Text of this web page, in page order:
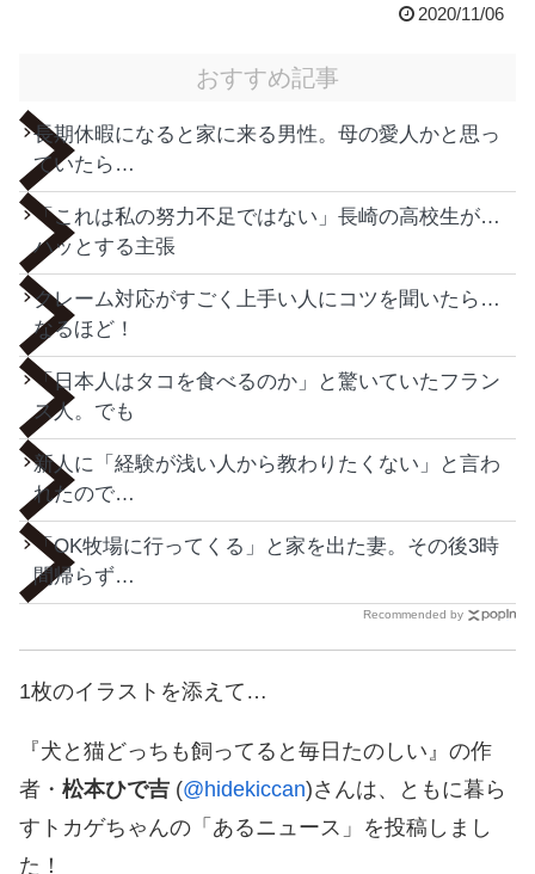
2020/11/06
おすすめ記事
長期休暇になると家に来る男性。母の愛人かと思っ
ていたら…
「これは私の努力不足ではない」長崎の高校生が…
ハッとする主張
クレーム対応がすごく上手い人にコツを聞いたら…
なるほど！
「日本人はタコを食べるのか」と驚いていたフラン
ス人。でも
新人に「経験が浅い人から教わりたくない」と言わ
れたので…
「OK牧場に行ってくる」と家を出た妻。その後3時
間帰らず…
Recommended by
1枚のイラストを添えて…
『犬と猫どっちも飼ってると毎日たのしい』の作
者・ 松本ひで吉 (@hidekiccan)さんは、ともに暮ら
すトカゲちゃんの「あるニュース」を投稿しまし
た！